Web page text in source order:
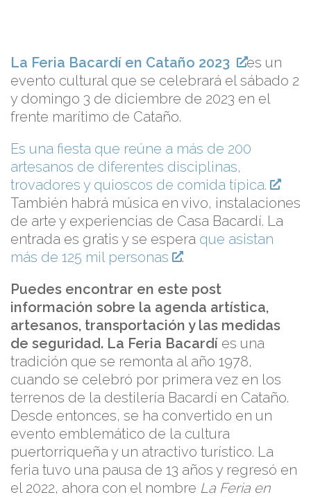
La Feria Bacardí en Cataño 2023
es un
evento cultural que se celebrará el sábado 2
y domingo 3 de diciembre de 2023 en el
frente marítimo de Cataño.
Es una fiesta que reúne a más de 200
artesanos de diferentes disciplinas,
trovadores y quioscos de comida típica.
También habrá música en vivo, instalaciones
de arte y experiencias de Casa Bacardí. La
entrada es gratis y se espera que asistan
más de 125 mil personas
.
Puedes encontrar en este post
información sobre la agenda artística,
artesanos, transportación y las medidas
de seguridad. La Feria Bacardí es una
tradición que se remonta al año 1978,
cuando se celebró por primera vez en los
terrenos de la destilería Bacardí en Cataño.
Desde entonces, se ha convertido en un
evento emblemático de la cultura
puertorriqueña y un atractivo turístico. La
feria tuvo una pausa de 13 años y regresó en
el 2022, ahora con el nombre La Feria en